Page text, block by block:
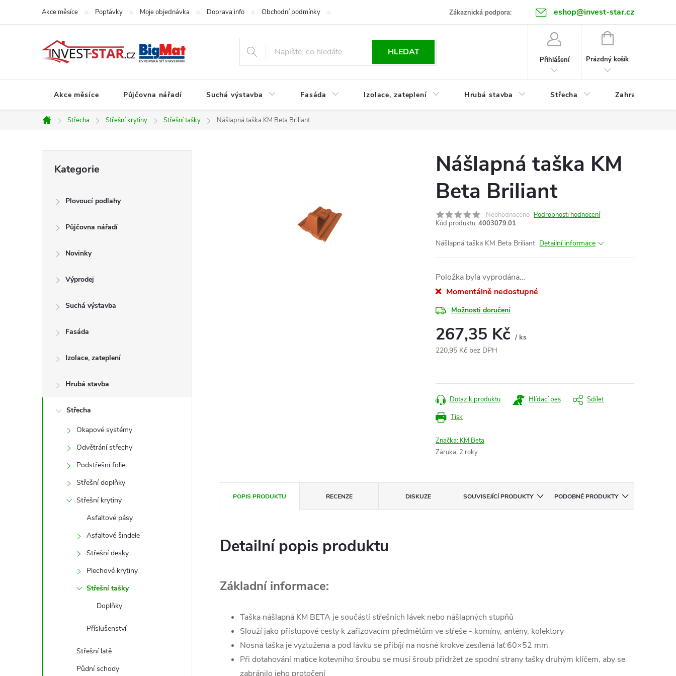
Zákaznická podpora: eshop@invest-star.cz
Akce měsíce Poptávky Moje objednávka Doprava info Obchodní podmínky Kontakt
HLEDAT
Přihlášení
NÁKUPNÍ
Prázdný košík
Akce měsíce Půjčovna nářadí Suchá výstavba Fasáda Izolace, zateplení Hrubá stavba Střecha Zahrada
Domů
Střecha Střešní krytiny Střešní tašky Nášlapná taška KM Beta Briliant
kategorie
Kategorie
Plovoucí podlahy
Půjčovna nářadí
Novinky
Výprodej
Suchá výstavba
Fasáda
Izolace, zateplení
Hrubá stavba
Střecha
Okapové systémy
Odvětrání střechy
Podstřešní folie
Střešní doplňky
Střešní krytiny
Asfaltové pásy
Asfaltové šindele
Střešní desky
Plechové krytiny
Střešní tašky
Doplňky
Příslušenství
Střešní latě
Půdní schody
Nášlapná taška KM
Beta Briliant
Neohodnoceno Podrobnosti hodnocení
Kód produktu: 4003079.01
Nášlapná taška KM Beta Briliant Detailní informace
Položka byla vyprodána…
Momentálně nedostupné
Možnosti doručení
267,35 Kč / ks
220,95 Kč bez DPH
Tisk
Dotaz k produktu Hlídací pes Sdílet
Značka: KM Beta
Záruka: 2 roky
POPIS PRODUKTU RECENZE DISKUZE SOUVISEJÍCÍ PRODUKTY PODOBNÉ PRODUKTY
Detailní popis produktu
Základní informace:
Taška nášlapná KM BETA je součástí střešních lávek nebo nášlapných stupňů
Slouží jako přístupové cesty k zařizovacím předmětům ve střeše - komíny, antény, kolektory
Nosná taška je vyztužena a pod lávku se přibíjí na nosné krokve zesílená lať 60×52 mm
Při dotahování matice kotevního šroubu se musí šroub přidržet ze spodní strany tašky druhým klíčem, aby se
zabránilo jeho protočení